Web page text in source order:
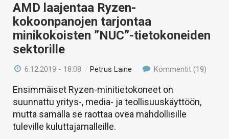
AMD laajentaa Ryzen-
kokoonpanojen tarjontaa
minikokoisten ”NUC”-tietokoneiden
sektorille
6.12.2019 - 18:08 / Petrus Laine Kommentit (19)
Ensimmäiset Ryzen-minitietokoneet on
suunnattu yritys-, media- ja teollisuuskäyttöön,
mutta samalla se raottaa ovea mahdollisille
tuleville kuluttajamalleille.